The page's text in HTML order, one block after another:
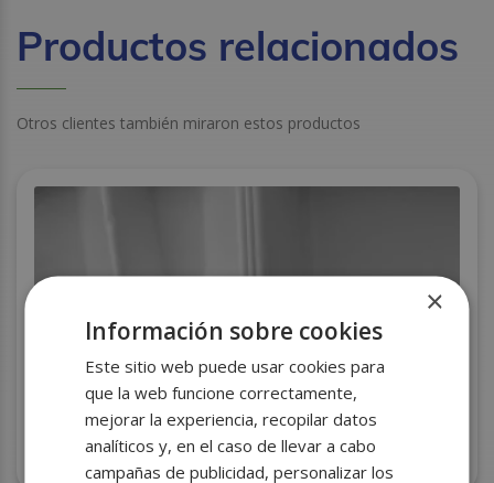
Productos relacionados
Otros clientes también miraron estos productos
ENVASE BLANCO MENU 3 COMP. RF.MB3 S/200
240X205X70MM
×
Información sobre cookies
Este sitio web puede usar cookies para
que la web funcione correctamente,
mejorar la experiencia, recopilar datos
analíticos y, en el caso de llevar a cabo
campañas de publicidad, personalizar los